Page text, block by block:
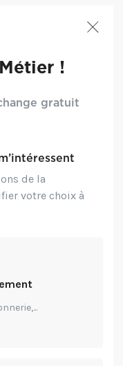
Technique
!
gratuit
de la
votre choix à